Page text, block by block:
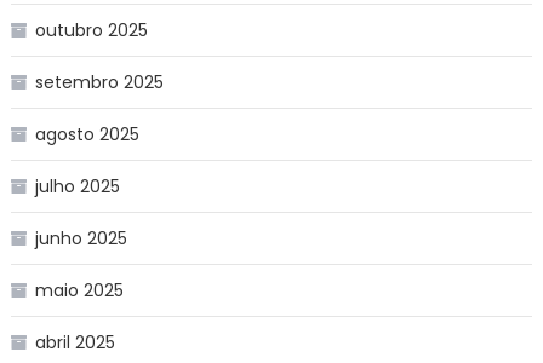
outubro 2025
setembro 2025
agosto 2025
julho 2025
junho 2025
maio 2025
abril 2025